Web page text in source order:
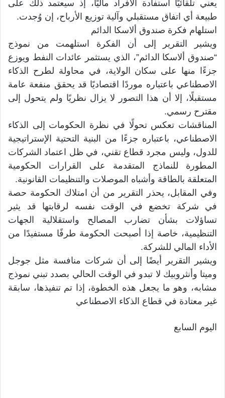
يعني تلقائيًا استفادة الأفراد ماليًا، إذ سيعتمد ذلك على
طبيعة أي اتفاق مستقبلي وآلية توزيع الأرباح، إن وُجدت.
استلهام فكرة صندوق ألاسكا الدائم
ويشير التقرير إلى أن الفكرة استلهمت من نموذج
“صندوق ألاسكا الدائم”، الذي يستثمر عائدات النفط ويوزع
جزءًا منها على سكان الولاية، في محاولة لطرح الذكاء
الاصطناعي باعتباره موردًا اقتصاديًا قد يحقق منفعة عامة
مستقبلًا، إلا أن هذا التصور لا يزال نظريًا ولم يتحول إلى
مقترح رسمي.
المناقشات تعكس تحولًا في نظرة الحكومات إلى الذكاء
الاصطناعي، باعتباره جزءًا من البنية التحتية الإستراتيجية
للدول، وليس مجرد قطاع تقني، في ظل اعتماد الشركات
المطورة للنماذج المتقدمة على القرارات الحكومية
المتعلقة بالطاقة وأشباه الموصلات والتنظيمات القانونية.
وفي المقابل، يحذر التقرير من أن امتلاك الحكومة حصة
في شركة تخضع في الوقت نفسه لرقابتها قد يثير
تساؤلات بشأن تضارب المصالح واستقلالية الجهات
التنظيمية، خاصة إذا أصبحت الحكومة طرفًا مستفيدًا من
الأداء المالي للشركة.
ويشير التقرير أيضًا إلى أن شركات منافسة مثل جوجل
وميتا وأنثروبيك لا تبدو في الوقت الحالي بصدد تبني نموذج
مشابه، وهو ما يجعل هذه الخطوة، إذا تم تنفيذها، سابقة
غير معتادة في قطاع الذكاء الاصطناعي
اليوم السابع